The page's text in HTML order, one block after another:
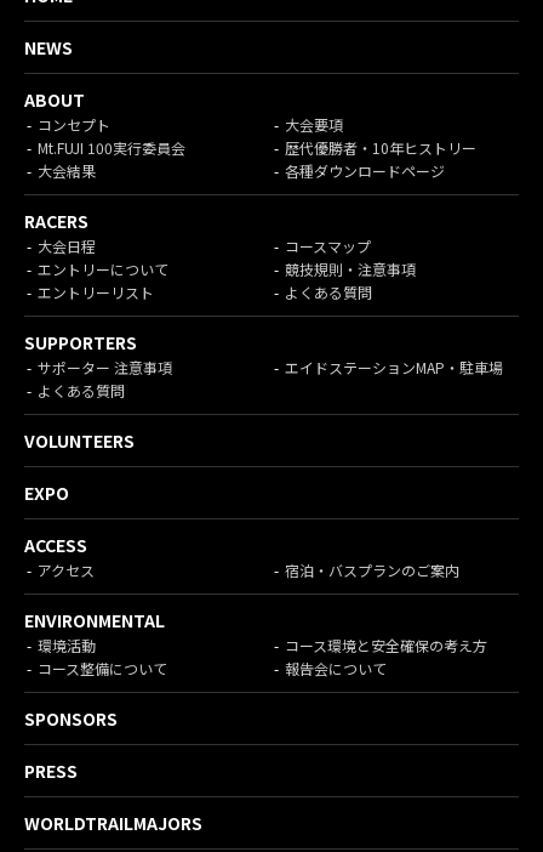
NEWS
ABOUT
コンセプト
大会要項
Mt.FUJI 100実行委員会
歴代優勝者・10年ヒストリー
大会結果
各種ダウンロードページ
RACERS
大会日程
コースマップ
エントリーについて
競技規則・注意事項
エントリーリスト
よくある質問
SUPPORTERS
サポーター 注意事項
エイドステーションMAP・駐車場
よくある質問
VOLUNTEERS
EXPO
ACCESS
アクセス 宿泊・バスプランのご案内
ENVIRONMENTAL
環境活動
コース環境と安全確保の考え方
コース整備について
報告会について
SPONSORS
PRESS
WORLDTRAILMAJORS